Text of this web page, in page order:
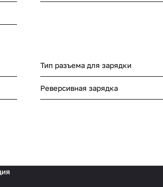
Тип разъема для зарядки
Реверсивная зарядка